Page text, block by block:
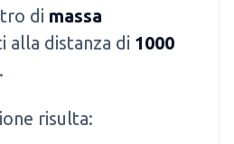
di massa
alla distanza di 1000
10^6 \mathrm{~m}\right)
.
risulta: